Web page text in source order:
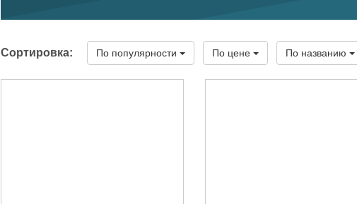
Сортировка: По популярности По цене По названию